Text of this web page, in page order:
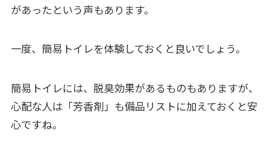
があったという声もあります。
一度、簡易トイレを体験しておくと良いでしょう。
簡易トイレには、脱臭効果があるものもありますが、
心配な人は「芳香剤」も備品リストに加えておくと安
心ですね。